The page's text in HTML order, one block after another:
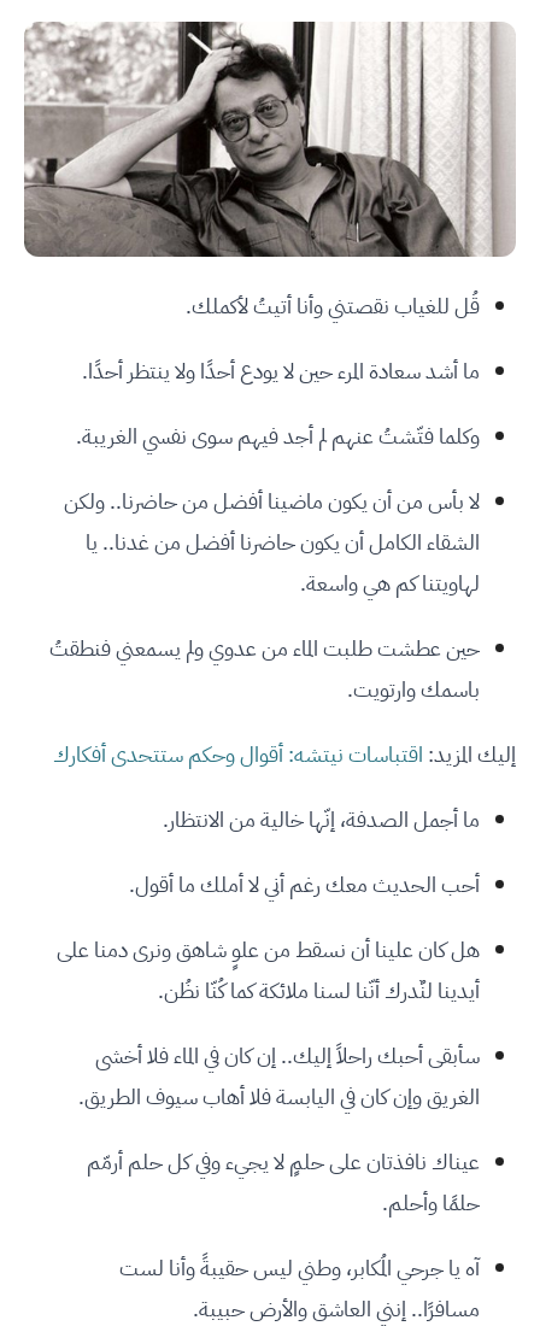
قُل للغياب نقصتني وأنا أتيتُ لأكملك.
ما أشد سعادة المرء حين لا يودع أحدًا ولا ينتظر أحدًا.
وكلما فتّشتُ عنهم لم أجد فيهم سوى نفسي الغريبة.
لا بأس من أن يكون ماضينا أفضل من حاضرنا.. ولكن
الشقاء الكامل أن يكون حاضرنا أفضل من غدنا.. يا
لهاويتنا كم هي واسعة.
حين عطشت طلبت الماء من عدوي ولم يسمعني فنطقتُ
باسمك وارتويت.
إليك المزيد: اقتباسات نيتشه: أقوال وحكم ستتحدى أفكارك
ما أجمل الصدفة، إنّها خالية من الانتظار.
أحب الحديث معك رغم أني لا أملك ما أقول.
هل كان علينا أن نسقط من علوٍ شاهق ونرى دمنا على
أيدينا لنٌدرك أنّنا لسنا ملائكة كما كُنّا نظُن.
سأبقى أحبك راحلاً إليك.. إن كان في الماء فلا أخشى
الغريق وإن كان في اليابسة فلا أهاب سيوف الطريق.
عيناك نافذتان على حلمٍ لا يجيء وفي كل حلم أرمّم
حلمًا وأحلم.
آه يا جرحي المُكابر، وطني ليس حقيبةً وأنا لست
مسافرًا.. إنني العاشق والأرض حبيبة.